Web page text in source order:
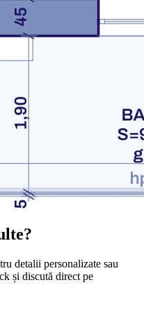
detalii personalizate sau
și discută direct pe